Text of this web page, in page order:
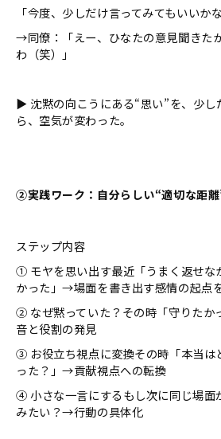
「今度、少しだけ言ってみてもいいかな
→同僚：「えー、ひなたの意見聞きた
わ（笑）」
▶ 沈黙の向こうにある“思い”を、少し
ら、空気が変わった。
②実践ワーク：自分らしい“適切な距
ステップ内容
① モヤを思い出す最近「うまく返せな
かった」→場面を書き出す感情の起点
② なぜ黙っていた？その時「守りた
音と役割の発見
③ お役立ち視点に変換その時「本当は
った？」→貢献視点への転換
④ 小さな一言にするもし次に同じ場面
みたい？→行動の具体化